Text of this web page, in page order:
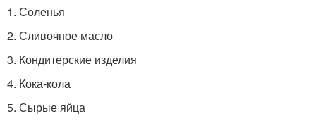
1. Соленья
2. Сливочное масло
3. Кондитерские изделия
4. Кока-кола
5. Сырые яйца